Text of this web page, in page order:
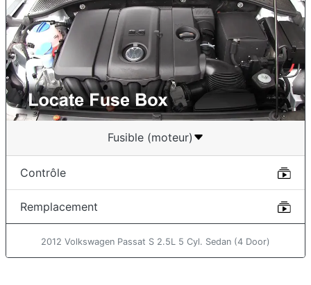
Fusible (moteur)
Contrôle
Remplacement
2012 Volkswagen Passat S 2.5L 5 Cyl. Sedan (4 Door)